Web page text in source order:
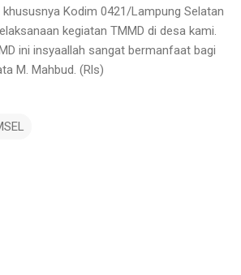
khususnya Kodim 0421/Lampung Selatan
kegiatan TMMD di desa kami.
ini insyaallah sangat bermanfaat bagi
M. Mahbud. (Rls)